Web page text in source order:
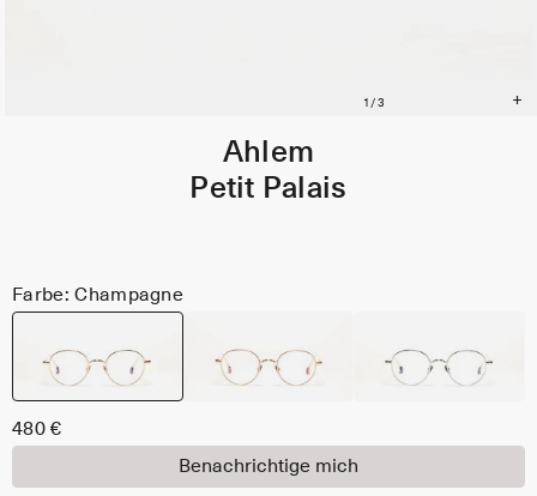
Ahlem
Petit Palais
Farbe: Champagne
480 €
Benachrichtige mich